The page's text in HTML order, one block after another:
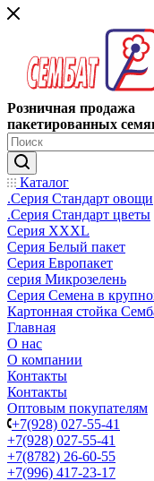
Розничная продажа
пакетированных
Каталог
.Серия Стандарт овощи
.Серия Стандарт цветы
Серия XXXL
Серия Белый пакет
Серия Европакет
серия Микрозелень
Серия Семена в
Картонная стойка
Главная
О нас
О компании
Контакты
Контакты
Оптовым покупателям
+7(928) 027-55-41
+7(928) 027-55-41
+7(8782) 26-60-55
+7(996) 417-23-17